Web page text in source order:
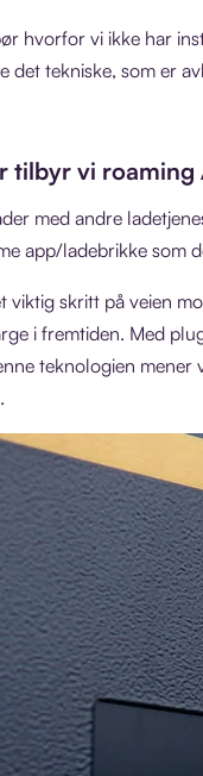
hvorfor vi ikke har
det tekniske, som er
tilbyr vi roaming
med andre
app/ladebrikke som
viktig skritt på veien
i fremtiden. Med
teknologien mener